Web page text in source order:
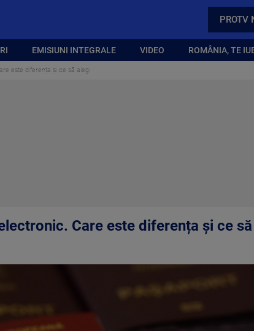
PROTV
EMISIUNI INTEGRALE VIDEO ROMÂNIA, TE
este diferența și ce să alegi
Care este diferența și ce